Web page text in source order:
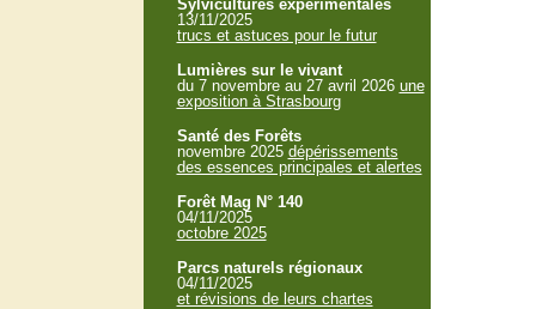
Sylvicultures expérimentales
13/11/2025
trucs et astuces pour le futur
Lumières sur le vivant
du 7 novembre au 27 avril 2026 une
exposition à Strasbourg
Santé des Forêts
novembre 2025 dépérissements
des essences principales et alertes
Forêt Mag N° 140
04/11/2025
octobre 2025
Parcs naturels régionaux
04/11/2025
et révisions de leurs chartes